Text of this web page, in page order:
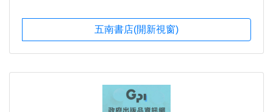
五南書店(開新視窗)